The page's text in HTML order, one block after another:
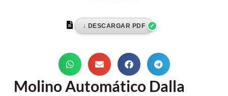
Molino Automático Dalla